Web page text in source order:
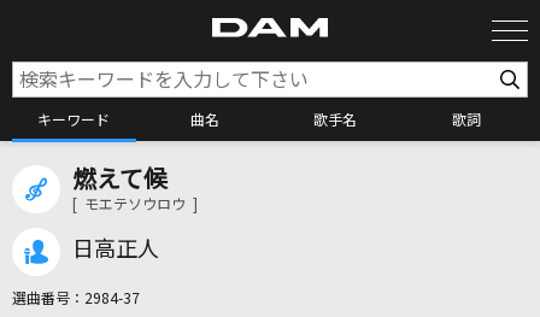
キーワード 曲名 歌手名 歌詞
燃えて候
[ モエテソウロウ ]
日高正人
選曲番号： 2984-37